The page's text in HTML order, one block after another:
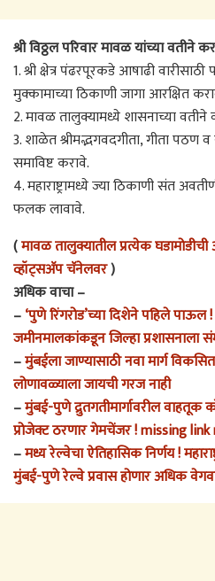
श्री विठ्ठल परिवार मावळ यांच्या वतीने
1. श्री क्षेत्र पंढरपूरकडे आषाढी वारीसाठी
मुक्कामाच्या ठिकाणी जागा आरक्षित
2. मावळ तालुक्यामध्ये शासनाच्या वतीने
3. शाळेत श्रीमद्भगवदगीता, गीता पठण
समाविष्ट करावे.
4. महाराष्ट्रामध्ये ज्या ठिकाणी संत
फलक लावावे.
(मावळ तालुक्यातील प्रत्येक
व्हॉट्सअ‍ॅप चॅनेलवर)
अधिक वाचा –
–‘पुणे रिंगरोड’च्या दिशेने पहिले पाऊल
जमीनमालकांकडून जिल्हा प्रशासनाला
–मुंबईला जाण्यासाठी नवा मार्ग
लोणावळ्याला जायची गरज नाही
–मुंबई-पुणे द्रुतगतीमार्गावरील वाहतूक
प्रोजेक्ट ठरणार गेमचेंजर ! missing
–मध्य रेल्वेचा ऐतिहासिक निर्णय !
मुंबई-पुणे रेल्वे प्रवास होणार अधिक